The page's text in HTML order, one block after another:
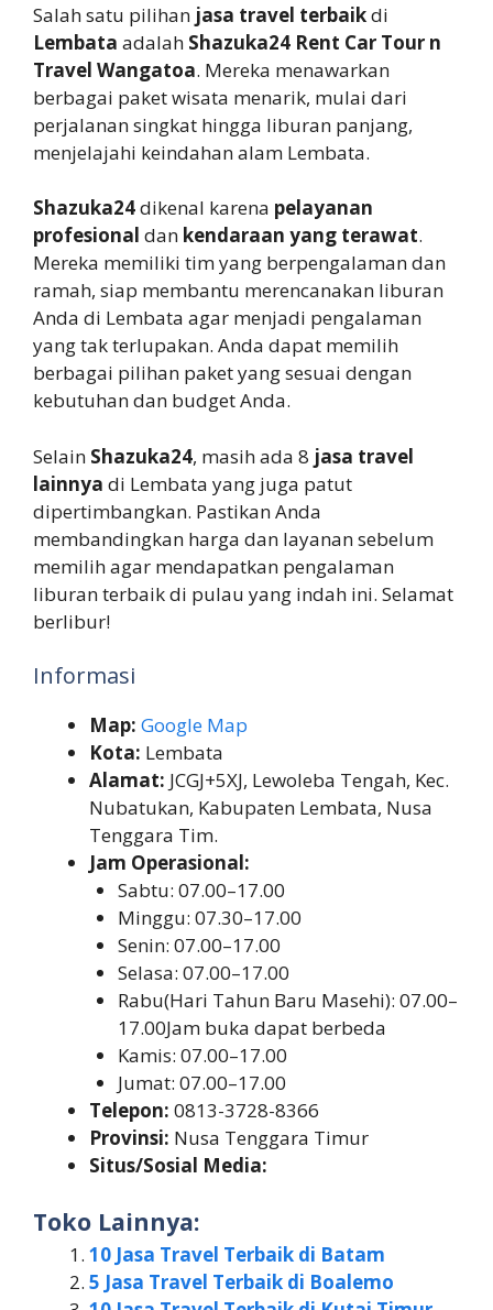
Salah satu pilihan jasa travel terbaikdi
Lembata adalah Shazuka24 Rent Car Tour n
Travel Wangatoa. Mereka menawarkan
berbagai paket wisata menarik, mulai dari
perjalanan singkat hingga liburan panjang,
menjelajahi keindahan alam Lembata.
Shazuka24dikenal karena pelayanan
profesional dan kendaraan yang terawat.
Mereka memiliki tim yang berpengalaman dan
ramah, siap membantu merencanakan liburan
Anda di Lembata agar menjadi pengalaman
yang tak terlupakan. Anda dapat memilih
berbagai pilihan paket yang sesuai dengan
kebutuhan dan budget Anda.
Selain Shazuka24, masih ada 8 jasa travel
lainnya di Lembata yang juga patut
dipertimbangkan. Pastikan Anda
membandingkan harga dan layanan sebelum
memilih agar mendapatkan pengalaman
liburan terbaik di pulau yang indah ini. Selamat
berlibur!
Informasi
Map: Google Map
Kota: Lembata
Alamat: JCGJ+5XJ, Lewoleba Tengah, Kec.
Nubatukan, Kabupaten Lembata, Nusa
Tenggara Tim.
Jam Operasional:
Sabtu: 07.00–17.00
Minggu: 07.30–17.00
Senin: 07.00–17.00
Selasa: 07.00–17.00
Rabu(Hari Tahun Baru Masehi): 07.00–
17.00Jam buka dapat berbeda
Kamis: 07.00–17.00
Jumat: 07.00–17.00
Telepon: 0813-3728-8366
Provinsi: Nusa Tenggara Timur
Situs/Sosial Media:
Toko Lainnya:
10 Jasa Travel Terbaik di Batam
5 Jasa Travel Terbaik di Boalemo